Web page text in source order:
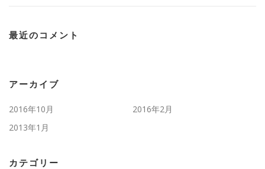
最近のコメント
アーカイブ
2016年10月
2016年2月
2013年1月
カテゴリー